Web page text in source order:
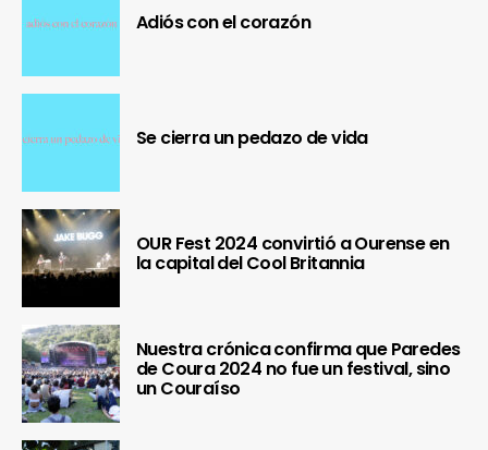
Adiós con el corazón
Se cierra un pedazo de vida
OUR Fest 2024 convirtió a Ourense en
la capital del Cool Britannia
Nuestra crónica confirma que Paredes
de Coura 2024 no fue un festival, sino
un Couraíso